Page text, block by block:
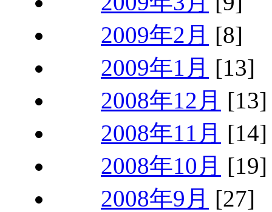
2009年2月 [8]
2009年1月 [13]
2008年12月 [13]
2008年11月 [14]
2008年10月 [19]
2008年9月 [27]